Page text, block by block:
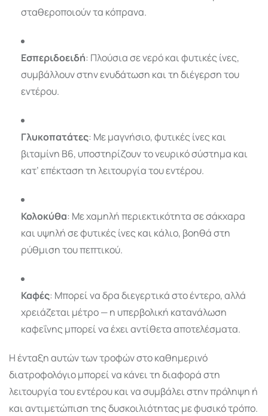
σταθεροποιούν τα κόπρανα.
Εσπεριδοειδή: Πλούσια σε νερό και φυτικές ίνες,
συμβάλλουν στην ενυδάτωση και τη διέγερση του
εντέρου.
Γλυκοπατάτες: Με μαγνήσιο, φυτικές ίνες και
βιταμίνη Β6, υποστηρίζουν το νευρικό σύστημα και
κατ’ επέκταση τη λειτουργία του εντέρου.
Κολοκύθα: Με χαμηλή περιεκτικότητα σε σάκχαρα
και υψηλή σε φυτικές ίνες και κάλιο, βοηθά στη
ρύθμιση του πεπτικού.
Καφές: Μπορεί να δρα διεγερτικά στο έντερο, αλλά
χρειάζεται μέτρο — η υπερβολική κατανάλωση
καφεΐνης μπορεί να έχει αντίθετα αποτελέσματα.
Η ένταξη αυτών των τροφών στο καθημερινό
διατροφολόγιο μπορεί να κάνει τη διαφορά στη
λειτουργία του εντέρου και να συμβάλει στην πρόληψη ή
και αντιμετώπιση της δυσκοιλιότητας με φυσικό τρόπο.